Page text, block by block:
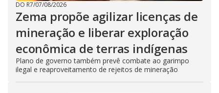
DO R7/07/08/2026
Zema propõe agilizar licenças de
mineração e liberar exploração
econômica de terras indígenas
Plano de governo também prevê combate ao garimpo
ilegal e reaproveitamento de rejeitos de mineração